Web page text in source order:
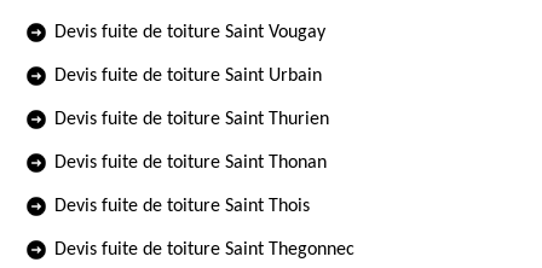
Devis fuite de toiture Saint Vougay
Devis fuite de toiture Saint Urbain
Devis fuite de toiture Saint Thurien
Devis fuite de toiture Saint Thonan
Devis fuite de toiture Saint Thois
Devis fuite de toiture Saint Thegonnec